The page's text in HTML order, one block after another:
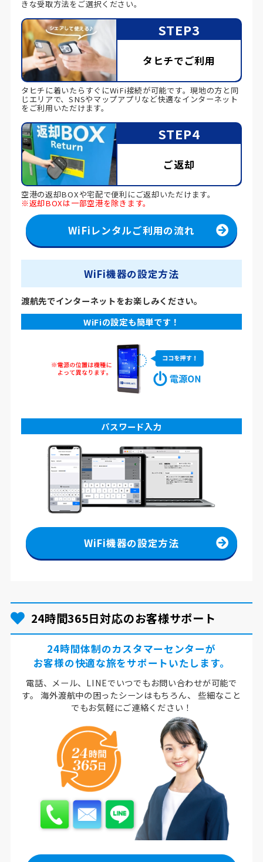
きな受取方法をご選択ください。
STEP3
タヒチでご利用
タヒチに着いたらすぐにWiFi接続が可能です。現地の方と同
じエリアで、SNSやマップアプリなど快適なインターネット
をご利用いただけます。
STEP4
ご返却
空港の返却BOXや宅配で便利にご返却いただけます。
※返却BOXは一部空港を除きます。
WiFiレンタルご利用の流れ
WiFi機器の設定方法
渡航先でインターネットをお楽しみください。
WiFiの設定も簡単です！
パスワード入力
WiFi機器の設定方法
24時間365日対応のお客様サポート
24時間体制のカスタマーセンターが
お客様の快適な旅をサポートいたします。
電話、メール、LINEでいつでもお問い合わせが可能で
す。
海外渡航中の困ったシーンはもちろん、
些細なこと
でもお気軽にご連絡ください！